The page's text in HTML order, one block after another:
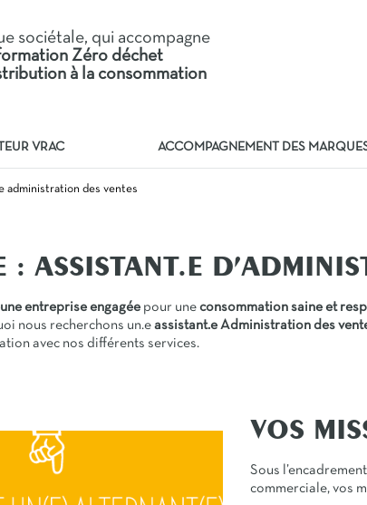
VRAC ACCOMPAGNEMENT DES
sociétale, qui accompagne
Zéro déchet
à la consommation
administration des ventes
: ASSISTANT.E
entreprise engagée pour une consommation saine et
nous recherchons un.e assistant.e Administration des
avec nos différents services.
VOS
Sous
commerciale, vos